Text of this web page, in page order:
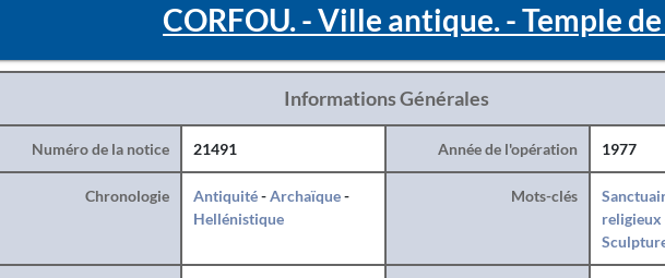
CORFOU. - Ville antique. - Temple
Informations Générales
Numéro de la notice 21491 Année de l'opération 1977
Chronologie Antiquité-Archaïque-
Hellénistique
Mots-clés
religieux